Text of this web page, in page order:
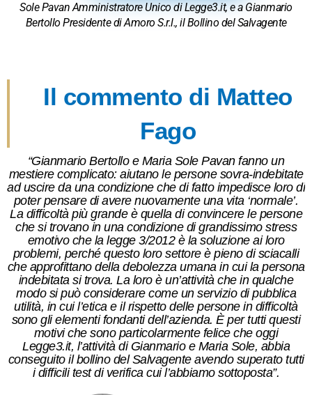
Sole Pavan Amministratore Unico di Legge3.it, e a Gianmario
Bertollo Presidente di Amoro S.r.l., il Bollino del Salvagente
Il commento di Matteo
Fago
“Gianmario Bertollo e Maria Sole Pavan fanno un
mestiere complicato: aiutano le persone sovra-indebitate
ad uscire da una condizione che di fatto impedisce loro di
poter pensare di avere nuovamente una vita ‘normale’.
La difficoltà più grande è quella di convincere le persone
che si trovano in una condizione di grandissimo stress
emotivo che la legge 3/2012 è la soluzione ai loro
problemi, perché questo loro settore è pieno di sciacalli
che approfittano della debolezza umana in cui la persona
indebitata si trova. La loro è un’attività che in qualche
modo si può considerare come un servizio di pubblica
utilità, in cui l’etica e il rispetto delle persone in difficoltà
sono gli elementi fondanti dell’azienda. È per tutti questi
motivi che sono particolarmente felice che oggi
Legge3.it, l’attività di Gianmario e Maria Sole, abbia
conseguito il bollino del Salvagente avendo superato tutti
i difficili test di verifica cui l’abbiamo sottoposta”.